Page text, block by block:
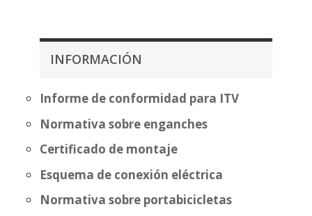
INFORMACIÓN
Informe de conformidad para ITV
Normativa sobre enganches
Certificado de montaje
Esquema de conexión eléctrica
Normativa sobre portabicicletas